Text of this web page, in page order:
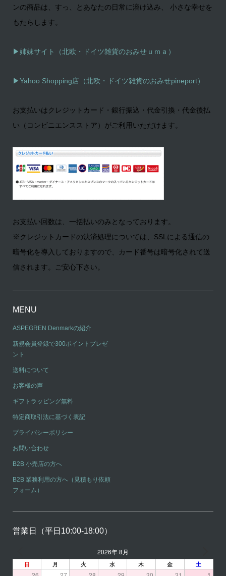
ンの商品は、すっ、とあなたの日常に溶け込み、 小さな幸せを
もたらします。
▶姉妹サイト（北欧・ドイツ雑貨のおみせｕｍａ）
▶Yahoo Shopping店（北欧・ドイツ雑貨のおみせpineport）
お支払いはクレジットカード・銀行振込・代金引換・代金後払
い（コンビニエンスストア）がご利用いただけます。
お支払い回数は、一括払いのみとなっております。
※クレジットカードの決済処理については、SSLによる通信の
暗号化を導入しておりますので、カード番号は暗号化されて送
信されます。ご安心下さい。
MENU
ASPEGREN Denmarkの紹介
新規会員登録で300ポイントプレゼ
ント
送料について
お客様の声
ギフトラッピング無料
特定商取引法に基づく表記
プライバシーポリシー
お問い合わせ
B2B 小売店の方へ
B2B 業務利用の方へ（見積もり依頼
フォーム）
営業日（平日10:00-18:00）
2026年 8月
日 月 火 水 木 金 土